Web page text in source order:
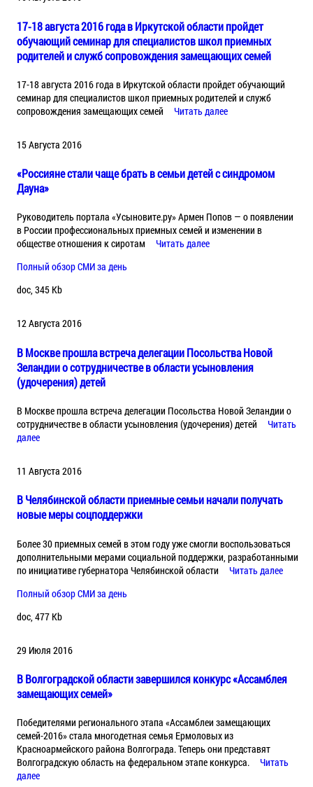
17-18 августа 2016 года в Иркутской области пройдет
обучающий семинар для специалистов школ приемных
родителей и служб сопровождения замещающих семей
17-18 августа 2016 года в Иркутской области пройдет обучающий
семинар для специалистов школ приемных родителей и служб
сопровождения замещающих семей
Читать далее
15 Августа 2016
«Россияне стали чаще брать в семьи детей с синдромом
Дауна»
Руководитель портала «Усыновите.ру» Армен Попов — о появлении
в России профессиональных приемных семей и изменении в
обществе отношения к сиротам
Читать далее
Полный обзор СМИ за день
doc, 345 Kb
12 Августа 2016
В Москве прошла встреча делегации Посольства Новой
Зеландии о сотрудничестве в области усыновления
(удочерения) детей
В Москве прошла встреча делегации Посольства Новой Зеландии о
сотрудничестве в области усыновления (удочерения) детей
Читать
далее
11 Августа 2016
В Челябинской области приемные семьи начали получать
новые меры соцподдержки
Более 30 приемных семей в этом году уже смогли воспользоваться
дополнительными мерами социальной поддержки, разработанными
по инициативе губернатора Челябинской области
Читать далее
Полный обзор СМИ за день
doc, 477 Kb
29 Июля 2016
В Волгоградской области завершился конкурс «Ассамблея
замещающих семей»
Победителями регионального этапа «Ассамблеи замещающих
семей-2016» стала многодетная семья Ермоловых из
Красноармейского района Волгограда. Теперь они представят
Волгоградскую область на федеральном этапе конкурса.
Читать
далее